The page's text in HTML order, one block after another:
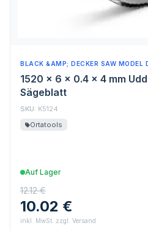
BLACK &AMP; DECKER SAW MODEL
1520 x 6 x 0.4 x 4 mm
Sägeblatt
SKU: K5124
Ortatools
Auf Lager
12.12 €
10.02 €
inkl. MwSt. zzgl. Versand